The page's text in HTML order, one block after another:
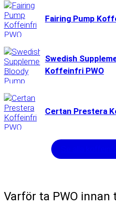
Fairing Pump
Swedish
Koffeinfri PWO
Certan Prestera
Varför ta PWO innan